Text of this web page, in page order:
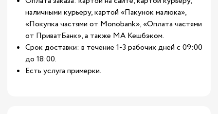
наличными курьеру, картой «Пакунок малюка»,
«Покупка частями от Monobank», «Оплата частями
от ПриватБанк», а также МА Кешбэком.
Срок доставки: в течение 1-3 рабочих дней с 09:00
до 18:00.
Есть услуга примерки.